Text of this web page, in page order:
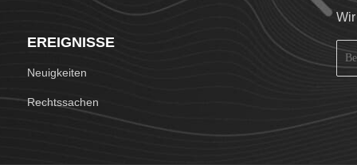
EREIGNISSE
Neuigkeiten
Rechtssachen